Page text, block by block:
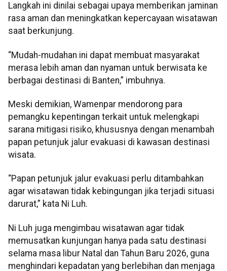
Langkah ini dinilai sebagai upaya memberikan jaminan
rasa aman dan meningkatkan kepercayaan wisatawan
saat berkunjung.
“Mudah-mudahan ini dapat membuat masyarakat
merasa lebih aman dan nyaman untuk berwisata ke
berbagai destinasi di Banten,” imbuhnya.
Meski demikian, Wamenpar mendorong para
pemangku kepentingan terkait untuk melengkapi
sarana mitigasi risiko, khususnya dengan menambah
papan petunjuk jalur evakuasi di kawasan destinasi
wisata.
“Papan petunjuk jalur evakuasi perlu ditambahkan
agar wisatawan tidak kebingungan jika terjadi situasi
darurat,” kata Ni Luh.
Ni Luh juga mengimbau wisatawan agar tidak
memusatkan kunjungan hanya pada satu destinasi
selama masa libur Natal dan Tahun Baru 2026, guna
menghindari kepadatan yang berlebihan dan menjaga